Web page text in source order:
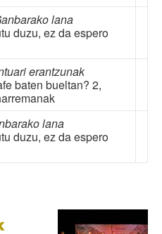
lana
duzu, ez da espero
erantzunak
baten bueltan? 2,
lana
duzu, ez da espero